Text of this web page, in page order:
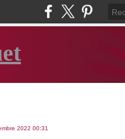
2022 00:31